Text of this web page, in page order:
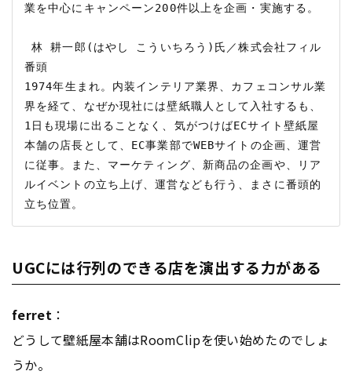
業を中心にキャンペーン200件以上を企画・実施する。
林 耕一郎(はやし こういちろう)氏／株式会社フィル
番頭
1974年生まれ。内装インテリア業界、カフェコンサル業
界を経て、なぜか現社には壁紙職人として入社するも、
1日も現場に出ることなく、気がつけばECサイト壁紙屋
本舗の店長として、EC事業部でWEBサイトの企画、運営
に従事。また、マーケティング、新商品の企画や、リア
ルイベントの立ち上げ、運営なども行う、まさに番頭的
UGCには行列のできる店を演出する力がある
ferret ：
どうして壁紙屋本舗はRoomClipを使い始めたのでしょ
うか。